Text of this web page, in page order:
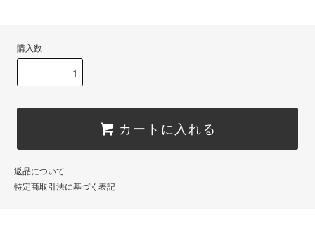
購入数
カートに入れる
返品について
特定商取引法に基づく表記